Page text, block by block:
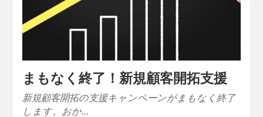
まもなく終了！新規顧客開拓支援
新規顧客開拓の支援キャンペーンがまもなく終了
します。おか…